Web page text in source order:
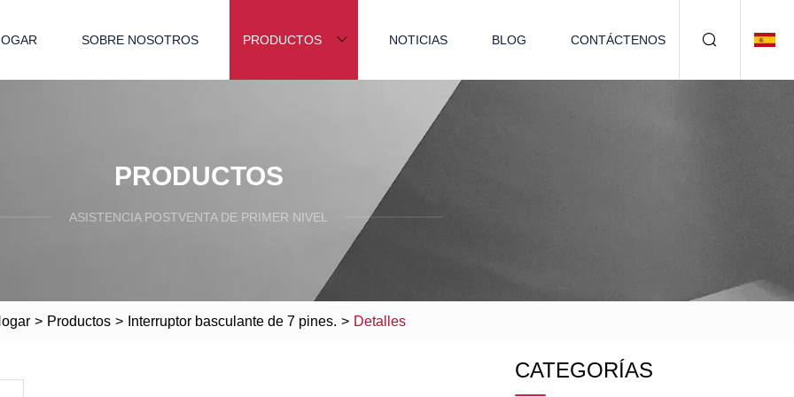
SOBRE NOSOTROS PRODUCTOS NOTICIAS BLOG CONTÁCTENOS
PRODUCTOS
ASISTENCIA POSTVENTA DE PRIMER NIVEL
> Productos > Interruptor basculante de 7 pines. > Detalles
CATEGORÍAS